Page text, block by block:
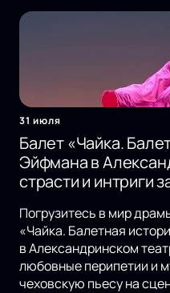
31 июля
Балет «Чайка.
Эйфмана в
страсти и интриги
Погрузитесь в мир
«Чайка. Балетная
в Александринском
любовные перипетии и
чеховскую пьесу на